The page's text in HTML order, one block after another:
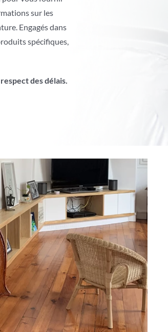
sur les
Engagés dans
spécifiques,
des délais.